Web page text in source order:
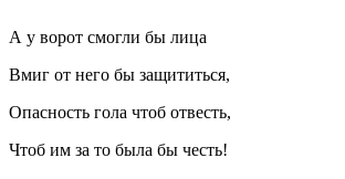
А у ворот смогли бы лица
Вмиг от него бы защититься,
Опасность гола чтоб отвесть,
Чтоб им за то была бы честь!